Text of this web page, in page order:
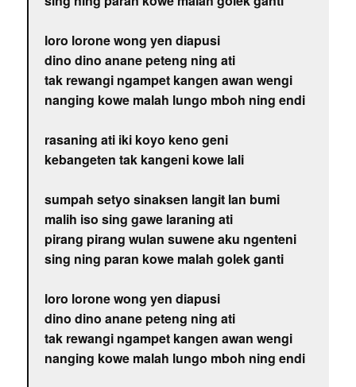
loro lorone wong yen diapusi
dino dino anane peteng ning ati
tak rewangi ngampet kangen awan wengi
nanging kowe malah lungo mboh ning endi
rasaning ati iki koyo keno geni
kebangeten tak kangeni kowe lali
sumpah setyo sinaksen langit lan bumi
malih iso sing gawe laraning ati
pirang pirang wulan suwene aku ngenteni
sing ning paran kowe malah golek ganti
loro lorone wong yen diapusi
dino dino anane peteng ning ati
tak rewangi ngampet kangen awan wengi
nanging kowe malah lungo mboh ning endi